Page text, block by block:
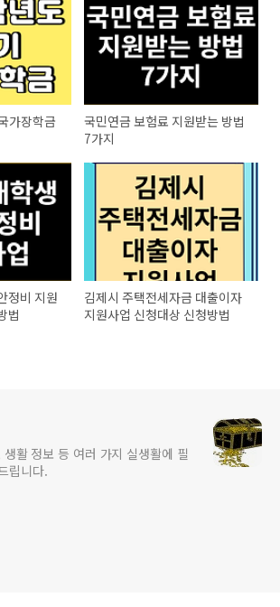
가장학금
국민연금 보험료 지원받는 방법
7가지
정비 지원
법
김제시 주택전세자금 대출이자
지원사업 신청대상 신청방법
활 정보 등 여러 가지 실생활에 필
립니다.